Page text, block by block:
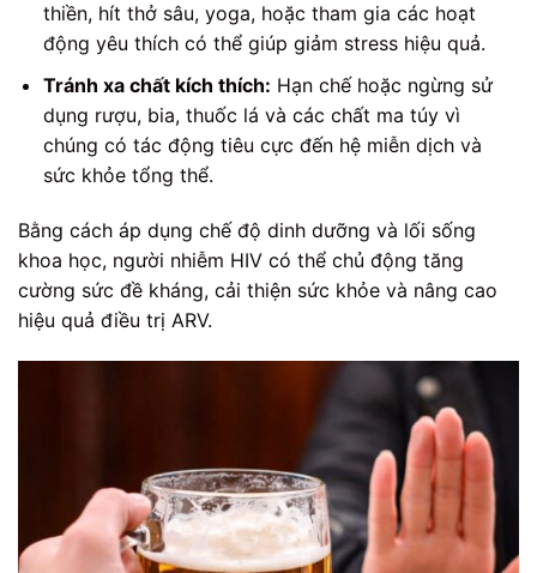
thiền, hít thở sâu, yoga, hoặc tham gia các hoạt
động yêu thích có thể giúp giảm stress hiệu quả.
Tránh xa chất kích thích: Hạn chế hoặc ngừng sử
dụng rượu, bia, thuốc lá và các chất ma túy vì
chúng có tác động tiêu cực đến hệ miễn dịch và
sức khỏe tổng thể.
Bằng cách áp dụng chế độ dinh dưỡng và lối sống
khoa học, người nhiễm HIV có thể chủ động tăng
cường sức đề kháng, cải thiện sức khỏe và nâng cao
hiệu quả điều trị ARV.